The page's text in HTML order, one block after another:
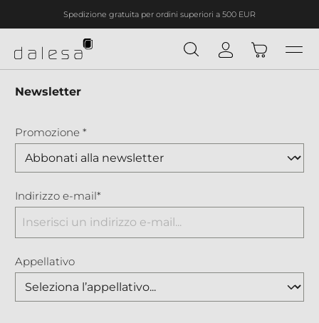
principaleSpedizione gratuita per ordini superiori a 500 EUR
Newsletter
Promozione *
Indirizzo e-mail*
Appellativo